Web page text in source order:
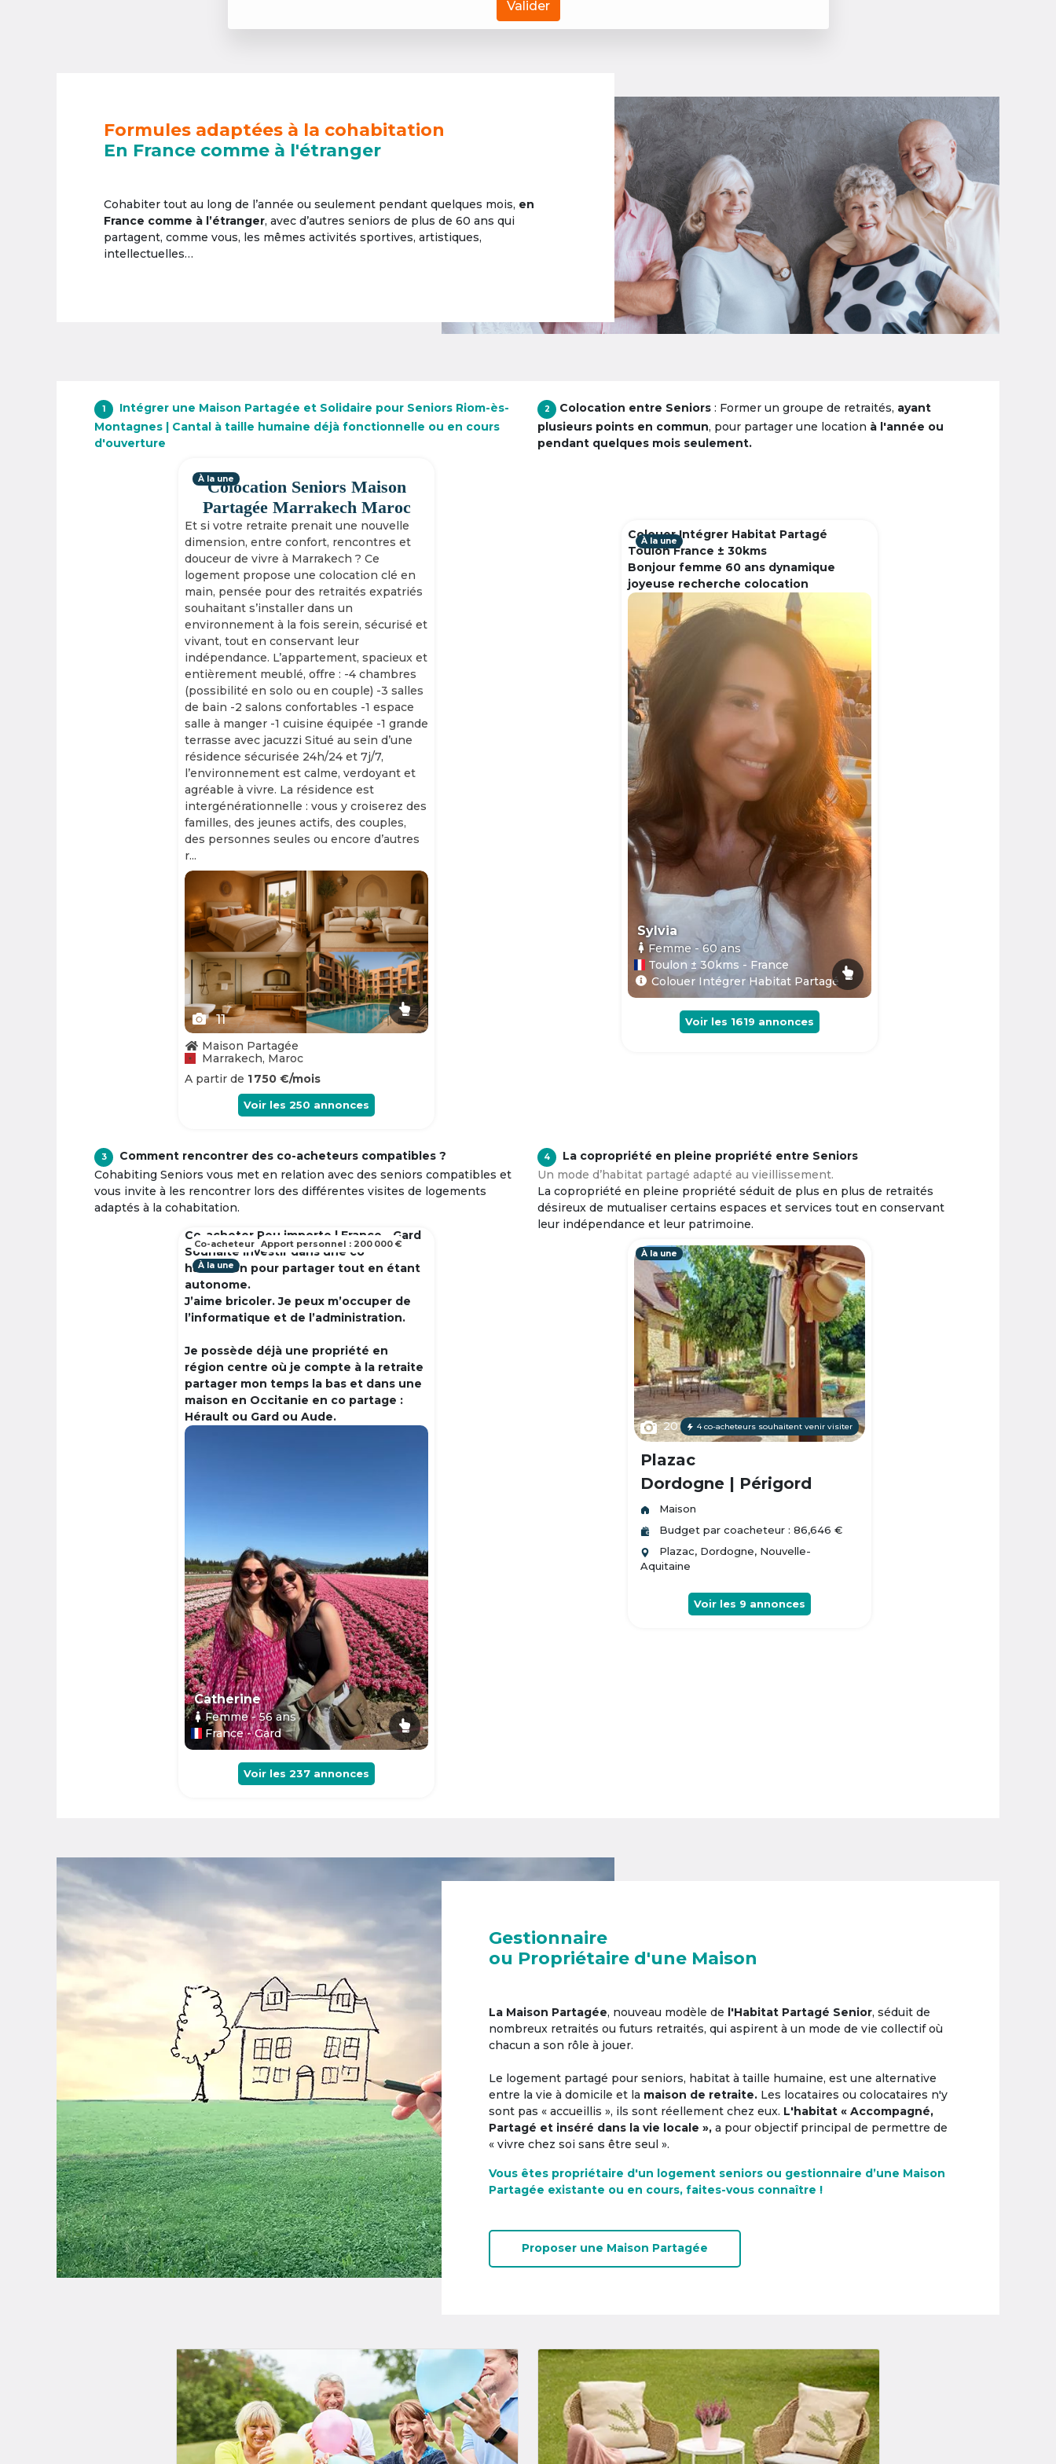
Valider
Formules adaptées à la cohabitation
En France comme à l'étranger
Cohabiter tout au long de l’année ou seulement pendant quelques mois, en
France comme à l’étranger, avec d’autres seniors de plus de 60 ans qui
partagent, comme vous, les mêmes activités sportives, artistiques,
intellectuelles…
1
Intégrer une Maison Partagée et Solidaire pour Seniors Riom-ès-
Montagnes | Cantal à taille humaine déjà fonctionnelle ou en cours
d'ouverture
Colocation Seniors Maison
Partagée Marrakech Maroc
Et si votre retraite prenait une nouvelle
dimension, entre confort, rencontres et
douceur de vivre à Marrakech ? Ce
logement propose une colocation clé en
main, pensée pour des retraités expatriés
souhaitant s’installer dans un
environnement à la fois serein, sécurisé et
vivant, tout en conservant leur
indépendance. L’appartement, spacieux et
entièrement meublé, offre : -4 chambres
(possibilité en solo ou en couple) -3 salles
de bain -2 salons confortables -1 espace
salle à manger -1 cuisine équipée -1 grande
terrasse avec jacuzzi Situé au sein d’une
résidence sécurisée 24h/24 et 7j/7,
l’environnement est calme, verdoyant et
agréable à vivre. La résidence est
intergénérationnelle : vous y croiserez des
familles, des jeunes actifs, des couples,
des personnes seules ou encore d’autres
r...
À la une
Slide 1 of 11
11
Maison Partagée
Marrakech, Maroc
A partir de 1 750 €/mois
Voir les 250 annonces
2 Colocation entre Seniors : Former un groupe de retraités, ayant
plusieurs points en commun, pour partager une location à l'année ou
pendant quelques mois seulement.
Colouer Intégrer Habitat Partagé
Toulon France ± 30kms
Bonjour femme 60 ans dynamique
joyeuse recherche colocation
À la une
Sylvia
Femme - 60ans
Toulon ± 30kms - France
Colouer Intégrer Habitat Partagé
Voir les 1619 annonces
3
Comment rencontrer des co-acheteurs compatibles ?
Cohabiting Seniors vous met en relation avec des seniors compatibles et
vous invite à les rencontrer lors des différentes visites de logements
adaptés à la cohabitation.
Co-acheter Peu importe | France - Gard
Souhaite investir dans une co
habitation pour partager tout en étant
autonome.
J’aime bricoler. Je peux m’occuper de
l’informatique et de l’administration.
Je possède déjà une propriété en
région centre où je compte à la retraite
partager mon temps la bas et dans une
maison en Occitanie en co partage :
Hérault ou Gard ou Aude.
À la une
Catherine
Femme- 56ans
France - Gard
Co-acheteur Apport personnel : 200 000 €
Voir les 237 annonces
4
La copropriété en pleine propriété entre Seniors
Un mode d’habitat partagé adapté au vieillissement.
La copropriété en pleine propriété séduit de plus en plus de retraités
désireux de mutualiser certains espaces et services tout en conservant
leur indépendance et leur patrimoine.
À la une
20 4 co-acheteurs souhaitent venir visiter
Plazac
Dordogne | Périgord
Maison
Budget par coacheteur : 86,646 €
Plazac, Dordogne, Nouvelle-
Aquitaine
Voir les 9 annonces
Gestionnaire
ou Propriétaire d'une Maison
La Maison Partagée, nouveau modèle de l'Habitat Partagé Senior, séduit de
nombreux retraités ou futurs retraités, qui aspirent à un mode de vie collectif où
chacun a son rôle à jouer.
Le logement partagé pour seniors, habitat à taille humaine, est une alternative
entre la vie à domicile et la maison de retraite. Les locataires ou colocataires n'y
sont pas « accueillis », ils sont réellement chez eux. L'habitat « Accompagné,
Partagé et inséré dans la vie locale », a pour objectif principal de permettre de
« vivre chez soi sans être seul ».
Vous êtes propriétaire d'un logement seniors ou gestionnaire d’une Maison
Partagée existante ou en cours, faites-vous connaître !
Proposer une Maison Partagée